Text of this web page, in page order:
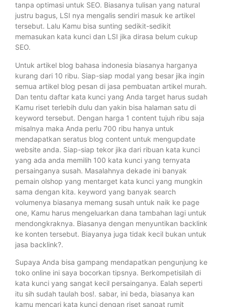
tanpa optimasi untuk SEO. Biasanya tulisan yang natural
justru bagus, LSI nya mengalis sendiri masuk ke artikel
tersebut. Lalu Kamu bisa sunting sedikit-sedikit
memasukan kata kunci dan LSI jika dirasa belum cukup
SEO.
Untuk artikel blog bahasa indonesia biasanya harganya
kurang dari 10 ribu. Siap-siap modal yang besar jika ingin
semua artikel blog pesan di jasa pembuatan artikel murah.
Dan tentu daftar kata kunci yang Anda target harus sudah
Kamu riset terlebih dulu dan yakin bisa halaman satu di
keyword tersebut. Dengan harga 1 content tujuh ribu saja
misalnya maka Anda perlu 700 ribu hanya untuk
mendapatkan seratus blog content untuk mengupdate
website anda. Siap-siap tekor jika dari ribuan kata kunci
yang ada anda memilih 100 kata kunci yang ternyata
persainganya susah. Masalahnya dekade ini banyak
pemain olshop yang mentarget kata kunci yang mungkin
sama dengan kita. keyword yang banyak search
volumenya biasanya memang susah untuk naik ke page
one, Kamu harus mengeluarkan dana tambahan lagi untuk
mendongkraknya. Biasanya dengan menyuntikan backlink
ke konten tersebut. Biayanya juga tidak kecil bukan untuk
jasa backlink?.
Supaya Anda bisa gampang mendapatkan pengunjung ke
toko online ini saya bocorkan tipsnya. Berkompetisilah di
kata kunci yang sangat kecil persainganya. Ealah seperti
itu sih sudah taulah bos!. sabar, ini beda, biasanya kan
kamu mencari kata kunci dengan riset sangat rumit